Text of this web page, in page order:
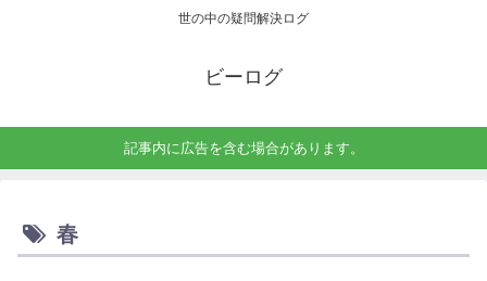
世の中の疑問解決ログ
ビーログ
記事内に広告を含む場合があります。
春